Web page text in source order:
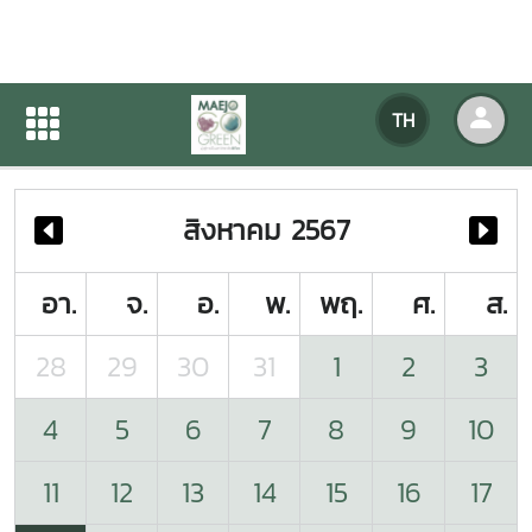
TH
ปฏิทินกิจกรรมของหน่วยงาน
ปฏิทินกิจกรรมของหน่วยงาน
สิงหาคม 2567
อา.
จ. อ. พ. พฤ. ศ.
ส.
28
29 30 31 1 2
3
4
5 6 7 8 9
10
11
12 13 14 15 16
17